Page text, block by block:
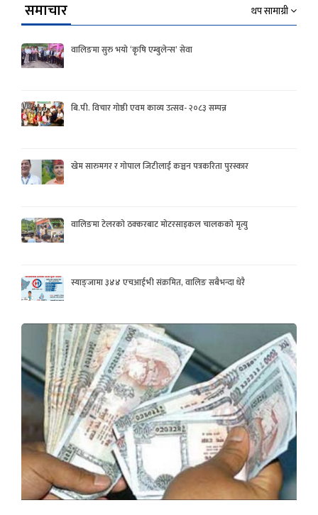
समाचार थप सामाग्री
वालिङमा सुरु भयो ‘कृषि एम्बुलेन्स’ सेवा
बि.पी. विचार गोष्ठी एवम काव्य उत्सव- २०८३ सम्पन्न
खेम सारुमगर र गोपाल जिटीलाई कञ्चन पत्रकरिता पुरस्कार
वालिङमा टेलरको ठक्करबाट मोटरसाइकल चालकको मृत्यु
स्याङ्जामा ३४४ एचआईभी संक्रमित, वालिङ सबैभन्दा धेरै